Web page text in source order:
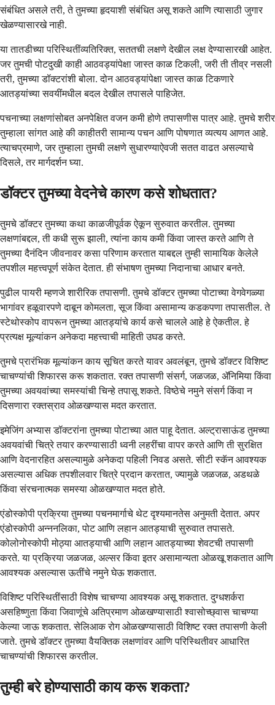
संबंधित असले तरी, ते तुमच्या हृदयाशी संबंधित असू शकते आणि त्यासाठी जुगार
खेळण्यासारखे नाही.
या तातडीच्या परिस्थितींव्यतिरिक्त, सततची लक्षणे देखील लक्ष देण्यासारखी आहेत.
जर तुमची पोटदुखी काही आठवड्यांपेक्षा जास्त काळ टिकली, जरी ती तीव्र नसली
तरी, तुमच्या डॉक्टरांशी बोला. दोन आठवड्यांपेक्षा जास्त काळ टिकणारे
आतड्यांच्या सवयींमधील बदल देखील तपासले पाहिजेत.
पचनाच्या लक्षणांसोबत अनपेक्षित वजन कमी होणे तपासणीस पात्र आहे. तुमचे शरीर
तुम्हाला सांगत आहे की काहीतरी सामान्य पचन आणि पोषणात व्यत्यय आणत आहे.
त्याचप्रमाणे, जर तुम्हाला तुमची लक्षणे सुधारण्याऐवजी सतत वाढत असल्याचे
दिसले, तर मार्गदर्शन घ्या.
डॉक्टर तुमच्या वेदनेचे कारण कसे शोधतात?
तुमचे डॉक्टर तुमच्या कथा काळजीपूर्वक ऐकून सुरुवात करतील. तुमच्या
लक्षणांबद्दल, ती कधी सुरू झाली, त्यांना काय कमी किंवा जास्त करते आणि ते
तुमच्या दैनंदिन जीवनावर कसा परिणाम करतात याबद्दल तुम्ही सामायिक केलेले
तपशील महत्त्वपूर्ण संकेत देतात. ही संभाषण तुमच्या निदानाचा आधार बनते.
पुढील पायरी म्हणजे शारीरिक तपासणी. तुमचे डॉक्टर तुमच्या पोटाच्या वेगवेगळ्या
भागांवर हळूवारपणे दाबून कोमलता, सूज किंवा असामान्य कडकपणा तपासतील. ते
स्टेथोस्कोप वापरून तुमच्या आतड्यांचे कार्य कसे चालले आहे हे ऐकतील. हे
प्रत्यक्ष मूल्यांकन अनेकदा महत्त्वाची माहिती उघड करते.
तुमचे प्रारंभिक मूल्यांकन काय सूचित करते यावर अवलंबून, तुमचे डॉक्टर विशिष्ट
चाचण्यांची शिफारस करू शकतात. रक्त तपासणी संसर्ग, जळजळ, ॲनिमिया किंवा
तुमच्या अवयवांच्या समस्यांची चिन्हे तपासू शकते. विष्ठेचे नमुने संसर्ग किंवा न
दिसणारा रक्तस्राव ओळखण्यास मदत करतात.
इमेजिंग अभ्यास डॉक्टरांना तुमच्या पोटाच्या आत पाहू देतात. अल्ट्रासाऊंड तुमच्या
अवयवांची चित्रे तयार करण्यासाठी ध्वनी लहरींचा वापर करते आणि ती सुरक्षित
आणि वेदनारहित असल्यामुळे अनेकदा पहिली निवड असते. सीटी स्कॅन आवश्यक
असल्यास अधिक तपशीलवार चित्रे प्रदान करतात, ज्यामुळे जळजळ, अडथळे
किंवा संरचनात्मक समस्या ओळखण्यात मदत होते.
एंडोस्कोपी प्रक्रिया तुमच्या पचनमार्गाचे थेट दृश्यमानतेस अनुमती देतात. अपर
एंडोस्कोपी अन्ननलिका, पोट आणि लहान आतड्याची सुरुवात तपासते.
कोलोनोस्कोपी मोठ्या आतड्याची आणि लहान आतड्याच्या शेवटची तपासणी
करते. या प्रक्रिया जळजळ, अल्सर किंवा इतर असामान्यता ओळखू शकतात आणि
आवश्यक असल्यास ऊतींचे नमुने घेऊ शकतात.
विशिष्ट परिस्थितींसाठी विशेष चाचण्या आवश्यक असू शकतात. दुग्धशर्करा
असहिष्णुता किंवा जिवाणूंचे अतिप्रमाण ओळखण्यासाठी श्वासोच्छ्वास चाचण्या
केल्या जाऊ शकतात. सेलिआक रोग ओळखण्यासाठी विशिष्ट रक्त तपासणी केली
जाते. तुमचे डॉक्टर तुमच्या वैयक्तिक लक्षणांवर आणि परिस्थितीवर आधारित
चाचण्यांची शिफारस करतील.
तुम्ही बरे होण्यासाठी काय करू शकता?